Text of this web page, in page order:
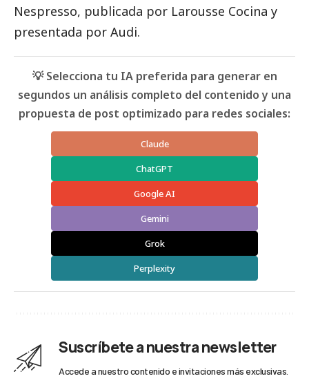
Nespresso, publicada por Larousse Cocina y
presentada por Audi.
💡 Selecciona tu IA preferida para generar en
segundos un análisis completo del contenido y una
propuesta de post optimizado para redes sociales:
Claude
ChatGPT
Google AI
Gemini
Grok
Perplexity
Suscríbete a nuestra newsletter
Accede a nuestro contenido e invitaciones más exclusivas.